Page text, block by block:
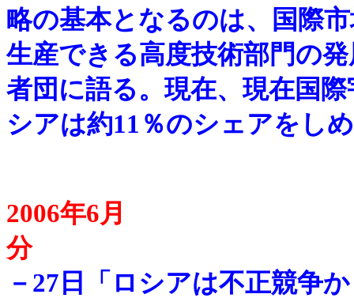
略の基本となるのは、国際
生産できる高度技術部門の
者団に語る。現在、現在国
シアは約11％のシェアをし
2006年6月
－ 27日「ロシアは不正競争